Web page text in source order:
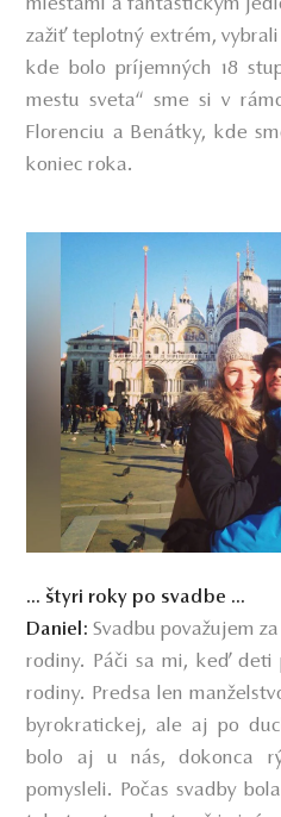
miestami a fantastickým
zažiť teplotný extrém,
kde bolo príjemných 18
mestu sveta“ sme si v
Florenciu a Benátky, kde
koniec roka.
... štyri roky po svadbe ...
Daniel: Svadbu považujem
rodiny. Páči sa mi, keď deti
rodiny. Predsa len
byrokratickej, ale aj po
bolo aj u nás, dokonca
pomysleli. Počas svadby